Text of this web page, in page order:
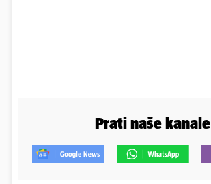
Prati naše kanale